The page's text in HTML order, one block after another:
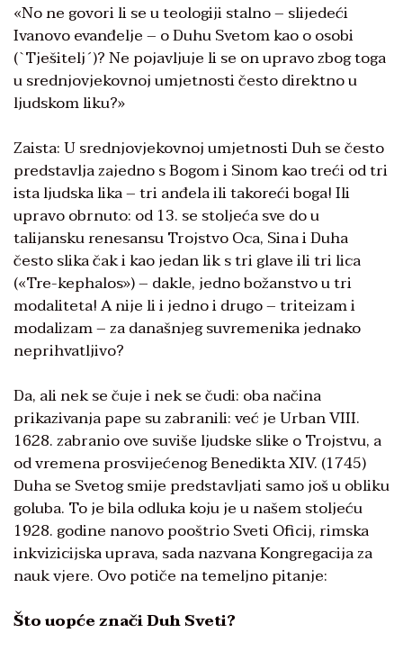
«No ne govori li se u teologiji stalno – slijedeći
Ivanovo evanđelje – o Duhu Svetom kao o osobi
(`Tješitelj´)? Ne pojavljuje li se on upravo zbog toga
u srednjovjekovnoj umjetnosti često direktno u
ljudskom liku?»
Zaista: U srednjovjekovnoj umjetnosti Duh se često
predstavlja zajedno s Bogom i Sinom kao treći od tri
ista ljudska lika – tri anđela ili takoreći boga! Ili
upravo obrnuto: od 13. se stoljeća sve do u
talijansku renesansu Trojstvo Oca, Sina i Duha
često slika čak i kao jedan lik s tri glave ili tri lica
(«Tre-kephalos») – dakle, jedno božanstvo u tri
modaliteta! A nije li i jedno i drugo – triteizam i
modalizam – za današnjeg suvremenika jednako
neprihvatljivo?
Da, ali nek se čuje i nek se čudi: oba načina
prikazivanja pape su zabranili: već je Urban VIII.
1628. zabranio ove suviše ljudske slike o Trojstvu, a
od vremena prosvijećenog Benedikta XIV. (1745)
Duha se Svetog smije predstavljati samo još u obliku
goluba. To je bila odluka koju je u našem stoljeću
1928. godine nanovo pooštrio Sveti Oficij, rimska
inkvizicijska uprava, sada nazvana Kongregacija za
nauk vjere. Ovo potiče na temeljno pitanje:
Što uopće znači Duh Sveti?